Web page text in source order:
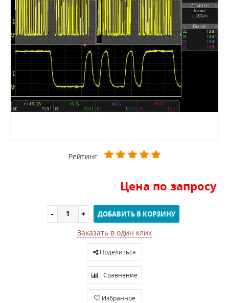
Рейтинг:
Цена по запросу
ДОБАВИТЬ В КОРЗИНУ
Заказать в один клик
Поделиться
Сравнение
Избранное